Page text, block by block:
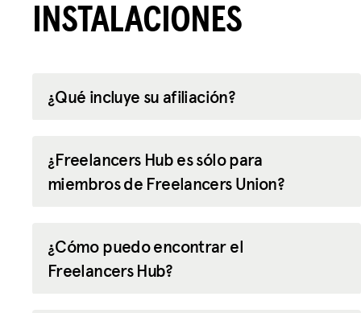
INSTALACIONES
¿Qué incluye su afiliación?
¿Freelancers Hub es sólo para
miembros de Freelancers Union?
¿Cómo puedo encontrar el
Freelancers Hub?